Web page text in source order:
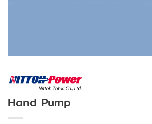
Hand Pump